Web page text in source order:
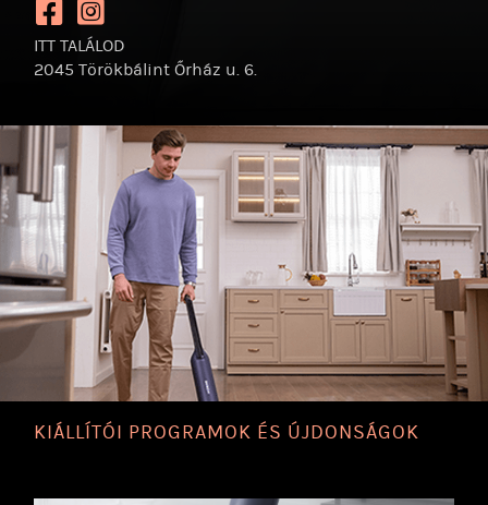
https://www.facebook.com/qualitydirecthungary
https://www.instagram.com/qualitydirecthungary/
ITT TALÁLOD
2045 Törökbálint Őrház u. 6.
KIÁLLÍTÓI PROGRAMOK ÉS ÚJDONSÁGOK